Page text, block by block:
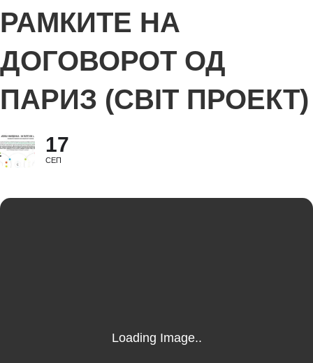
РАМКИТЕ НА
ДОГОВОРОТ ОД
ПАРИЗ (CBIT ПРОЕКТ)
17
СЕП